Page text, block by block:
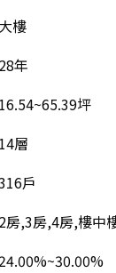
大樓
28年
16.54~65.39坪
14層
戶
2房,3房,4房,樓中